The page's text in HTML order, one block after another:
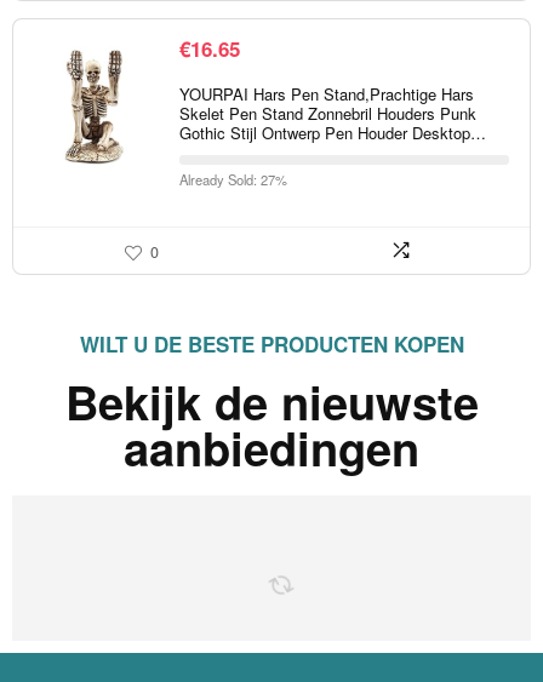
€16.65
YOURPAI Hars Pen Stand,Prachtige Hars
Skelet Pen Stand Zonnebril Houders Punk
Gothic Stijl Ontwerp Pen Houder Desktop…
Already Sold: 27%
0
WILT U DE BESTE PRODUCTEN KOPEN
Bekijk de nieuwste
aanbiedingen